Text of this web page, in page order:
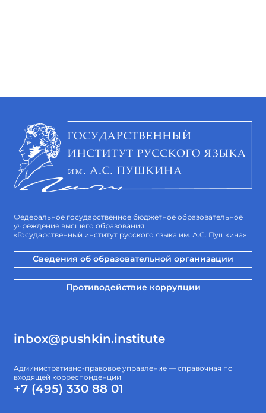
Федеральное государственное бюджетное образовательное
учреждение высшего образования
«Государственный институт русского языка им. А.С. Пушкина»
Сведения об образовательной организации
Противодействие коррупции
inbox@pushkin.institute
Административно-правовое управление — справочная по
входящей корреспонденции
+7 (495) 330 88 01